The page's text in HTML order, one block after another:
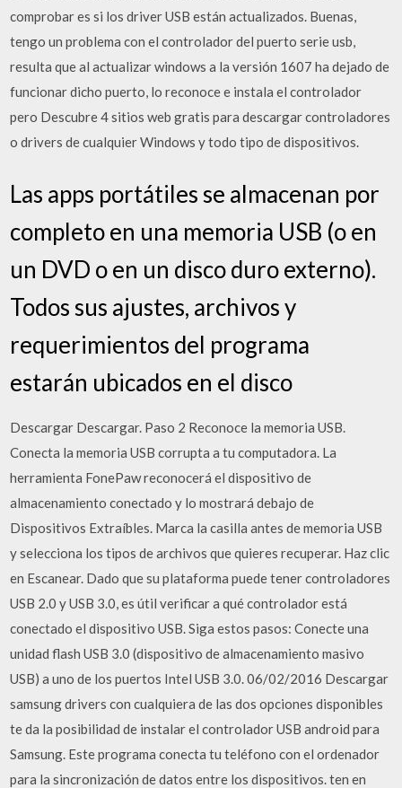
comprobar es si los driver USB están actualizados. Buenas,
tengo un problema con el controlador del puerto serie usb,
resulta que al actualizar windows a la versión 1607 ha dejado de
funcionar dicho puerto, lo reconoce e instala el controlador
pero Descubre 4 sitios web gratis para descargar controladores
o drivers de cualquier Windows y todo tipo de dispositivos.
Las apps portátiles se almacenan por
completo en una memoria USB (o en
un DVD o en un disco duro externo).
Todos sus ajustes, archivos y
requerimientos del programa
estarán ubicados en el disco
Descargar Descargar. Paso 2 Reconoce la memoria USB.
Conecta la memoria USB corrupta a tu computadora. La
herramienta FonePaw reconocerá el dispositivo de
almacenamiento conectado y lo mostrará debajo de
Dispositivos Extraíbles. Marca la casilla antes de memoria USB
y selecciona los tipos de archivos que quieres recuperar. Haz clic
en Escanear. Dado que su plataforma puede tener controladores
USB 2.0 y USB 3.0, es útil verificar a qué controlador está
conectado el dispositivo USB. Siga estos pasos: Conecte una
unidad flash USB 3.0 (dispositivo de almacenamiento masivo
USB) a uno de los puertos Intel USB 3.0. 06/02/2016 Descargar
samsung drivers con cualquiera de las dos opciones disponibles
te da la posibilidad de instalar el controlador USB android para
Samsung. Este programa conecta tu teléfono con el ordenador
para la sincronización de datos entre los dispositivos. ten en